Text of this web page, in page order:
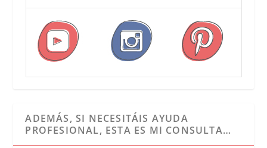
ADEMÁS, SI NECESITÁIS AYUDA
PROFESIONAL, ESTA ES MI CONSULTA…